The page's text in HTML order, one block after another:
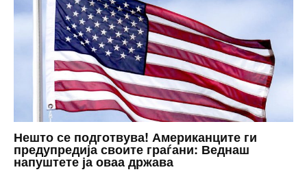
Нешто се подготвува! Американците ги
предупредија своите граѓани: Веднаш
напуштете ја оваа држава